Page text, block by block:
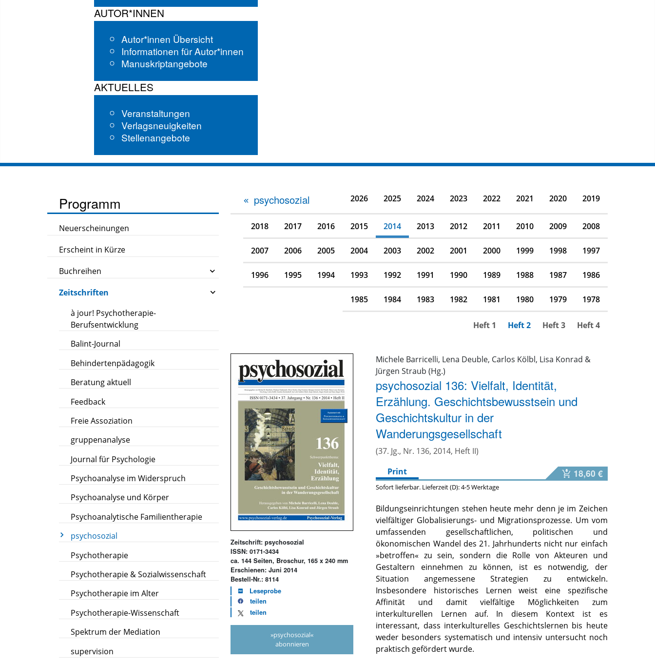
AUTOR*INNEN
Autor*innen Übersicht
Informationen für Autor*innen
Manuskriptangebote
AKTUELLES
Veranstaltungen
Verlagsneuigkeiten
Stellenangebote
Programm
Neuerscheinungen
Erscheint in Kürze
Buchreihen
Zeitschriften
à jour! Psychotherapie-
Berufsentwicklung
Balint-Journal
Behindertenpädagogik
Beratung aktuell
Feedback
Freie Assoziation
gruppenanalyse
Journal für Psychologie
Psychoanalyse im Widerspruch
Psychoanalyse und Körper
Psychoanalytische Familientherapie
psychosozial
Psychotherapie
Psychotherapie & Sozialwissenschaft
Psychotherapie im Alter
Psychotherapie-Wissenschaft
Spektrum der Mediation
supervision
psychosozial 2026 2025 2024 2023 2022 2021 2020 2019
2018 2017 2016 2015 2014 2013 2012 2011 2010 2009 2008
2007 2006 2005 2004 2003 2002 2001 2000 1999 1998 1997
1996 1995 1994 1993 1992 1991 1990 1989 1988 1987 1986
1985 1984 1983 1982 1981 1980 1979 1978
Heft 1 Heft 2 Heft 3 Heft 4
Zeitschrift: psychosozial
ISSN: 0171-3434
ca. 144 Seiten, Broschur, 165 x 240 mm
Erschienen: Juni 2014
Bestell-Nr.: 8114
Leseprobe
teilen
teilen
»psychosozial«
abonnieren
Michele Barricelli, Lena Deuble, Carlos Kölbl, Lisa Konrad &
Jürgen Straub (Hg.)
psychosozial 136: Vielfalt, Identität,
Erzählung. Geschichtsbewusstsein und
Geschichtskultur in der
Wanderungsgesellschaft
(37. Jg., Nr. 136, 2014, Heft II)
Print
18,60 €
Sofort lieferbar. Lieferzeit (D): 4-5 Werktage
Bildungseinrichtungen stehen heute mehr denn je im Zeichen
vielfältiger Globalisierungs- und Migrationsprozesse. Um vom
umfassenden gesellschaftlichen, politischen und
ökonomischen Wandel des 21. Jahrhunderts nicht nur einfach
»betroffen« zu sein, sondern die Rolle von Akteuren und
Gestaltern einnehmen zu können, ist es notwendig, der
Situation angemessene Strategien zu entwickeln.
Insbesondere historisches Lernen weist eine spezifische
Affinität und damit vielfältige Möglichkeiten zum
interkulturellen Lernen auf. In diesem Kontext ist es
interessant, dass interkulturelles Geschichtslernen bis heute
weder besonders systematisch und intensiv untersucht noch
praktisch gefördert wurde.